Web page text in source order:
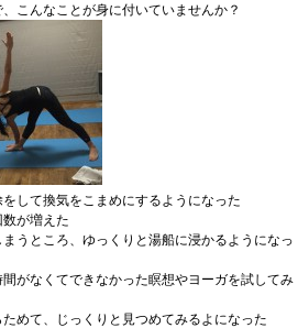
こんなことが身に付いていませんか？
して換気をこまめにするようになった
数が増えた
うところ、ゆっくりと湯船に浸かるようになっ
がなくてできなかった瞑想やヨーガを試してみ
めて、じっくりと見つめてみるよになった